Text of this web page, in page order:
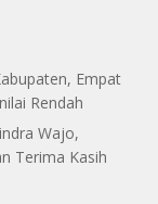
Empat
Rendah
Wajo,
Terima Kasih